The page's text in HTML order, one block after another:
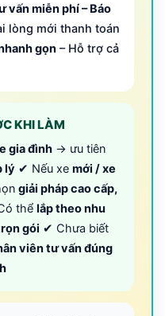
vấn miễn phí – Báo
lòng mới thanh toán
gọn – Hỗ trợ cả
KHI LÀM
gia đình → ưu tiên
lý ✔ Nếu xe mới / xe
giải pháp cao cấp,
thể lắp theo nhu
gói ✔ Chưa biết
viên tư vấn đúng